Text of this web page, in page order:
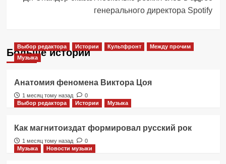
генерального директора Spotify
Больше историй
Выбор редактора Истории Культфронт
Между прочим
Музыка
Анатомия феномена Виктора Цоя
1 месяц тому назад
0
Выбор редактора
Истории Музыка
Как магнитоиздат формировал русский рок
1 месяц тому назад
0
Музыка
Новости музыки